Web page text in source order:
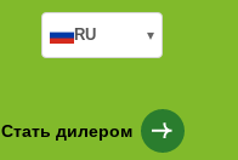
Стать дилером
RU ▾